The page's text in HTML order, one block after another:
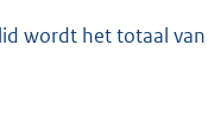
wordt het totaal